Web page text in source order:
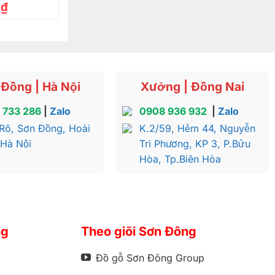
viên
₫
| Hà Nội
286 |Zalo
Sơn Đồng, Hoài
Nội
Xưởng | Đồng Nai
0908 936 932
Zalo
K.2/59, Hẻm 44, Nguyễn
Tri Phương, KP 3, P.Bửu
Hòa, Tp.Biên Hòa
Theo giõi Sơn Đông
Đồ gỗ Sơn Đông Group